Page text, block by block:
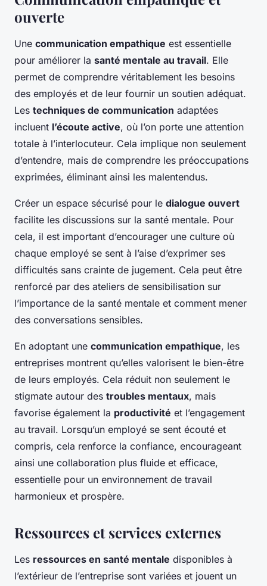
ouverte
Une communication empathique est essentielle
pour améliorer la santé mentale au travail. Elle
permet de comprendre véritablement les besoins
des employés et de leur fournir un soutien adéquat.
Les techniques de communication adaptées
incluent l’écoute active, où l’on porte une attention
totale à l’interlocuteur. Cela implique non seulement
d’entendre, mais de comprendre les préoccupations
exprimées, éliminant ainsi les malentendus.
Créer un espace sécurisé pour le dialogue ouvert
facilite les discussions sur la santé mentale. Pour
cela, il est important d’encourager une culture où
chaque employé se sent à l’aise d’exprimer ses
difficultés sans crainte de jugement. Cela peut être
renforcé par des ateliers de sensibilisation sur
l’importance de la santé mentale et comment mener
des conversations sensibles.
En adoptant une communication empathique, les
entreprises montrent qu’elles valorisent le bien-être
de leurs employés. Cela réduit non seulement le
stigmate autour des troubles mentaux, mais
favorise également la productivité et l’engagement
au travail. Lorsqu’un employé se sent écouté et
compris, cela renforce la confiance, encourageant
ainsi une collaboration plus fluide et efficace,
essentielle pour un environnement de travail
harmonieux et prospère.
Ressources et services externes
Les ressources en santé mentale disponibles à
l’extérieur de l’entreprise sont variées et jouent un